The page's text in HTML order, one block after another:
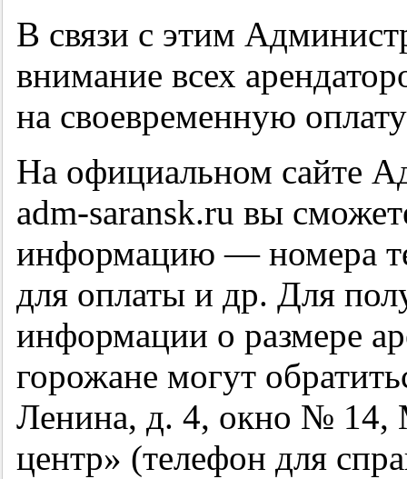
В связи с этим
внимание всех
на своевременную
На официальном сайте
adm-saransk.ru вы
информацию — номера
для оплаты и др. Для
информации о размере
горожане могут
Ленина, д. 4, окно №
центр» (телефон для